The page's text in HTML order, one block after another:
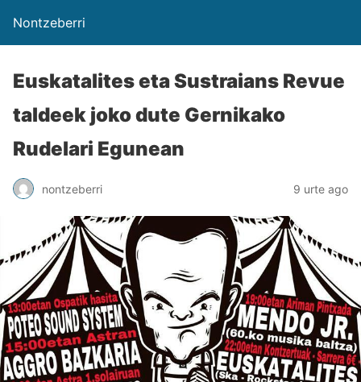
Nontzeberri
Euskatalites eta Sustraians Revue
taldeek joko dute Gernikako
Rudelari Egunean
nontzeberri 9 urte ago